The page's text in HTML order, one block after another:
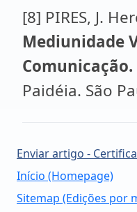
[8] PIRES, J.
Mediunidade
Comunicação.
Paidéia. São
Enviar artigo -
Início (Homepage)
Sitemap (Edições por